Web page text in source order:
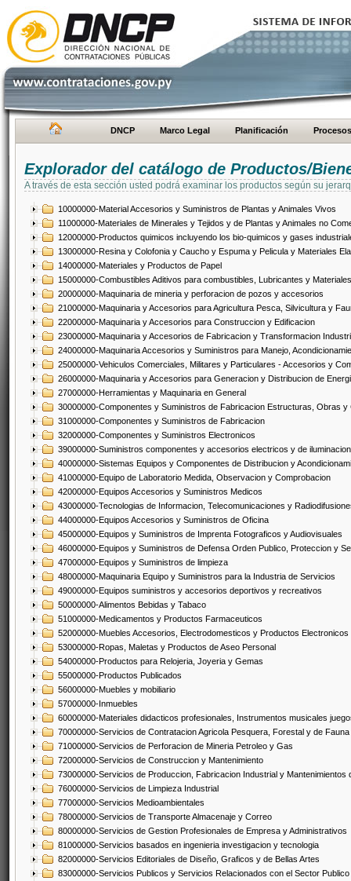
DNCP Marco Legal Planificación Procesos
Explorador del catálogo de Productos/
A través de esta sección usted podrá examinar los productos según su
10000000-Material Accesorios y Suministros de Plantas y Animales Vivos
11000000-Materiales de Minerales y Tejidos y de Plantas y Animales no
12000000-Productos quimicos incluyendo los bio-quimicos y gases
13000000-Resina y Colofonia y Caucho y Espuma y Pelicula y Materiales
14000000-Materiales y Productos de Papel
15000000-Combustibles Aditivos para combustibles, Lubricantes y
20000000-Maquinaria de mineria y perforacion de pozos y accesorios
21000000-Maquinaria y Accesorios para Agricultura Pesca, Silvicultura y
22000000-Maquinaria y Accesorios para Construccion y Edificacion
23000000-Maquinaria y Accesorios de Fabricacion y Transformacion
24000000-Maquinaria Accesorios y Suministros para Manejo,
25000000-Vehiculos Comerciales, Militares y Particulares - Accesorios y
26000000-Maquinaria y Accesorios para Generacion y Distribucion de
27000000-Herramientas y Maquinaria en General
30000000-Componentes y Suministros de Fabricacion Estructuras, Obras
31000000-Componentes y Suministros de Fabricacion
32000000-Componentes y Suministros Electronicos
39000000-Suministros componentes y accesorios electricos y de iluminacion
40000000-Sistemas Equipos y Componentes de Distribucion y
41000000-Equipo de Laboratorio Medida, Observacion y Comprobacion
42000000-Equipos Accesorios y Suministros Medicos
43000000-Tecnologias de Informacion, Telecomunicaciones y
44000000-Equipos Accesorios y Suministros de Oficina
45000000-Equipos y Suministros de Imprenta Fotograficos y Audiovisuales
46000000-Equipos y Suministros de Defensa Orden Publico, Proteccion y
47000000-Equipos y Suministros de limpieza
48000000-Maquinaria Equipo y Suministros para la Industria de Servicios
49000000-Equipos suministros y accesorios deportivos y recreativos
50000000-Alimentos Bebidas y Tabaco
51000000-Medicamentos y Productos Farmaceuticos
52000000-Muebles Accesorios, Electrodomesticos y Productos Electronicos
53000000-Ropas, Maletas y Productos de Aseo Personal
54000000-Productos para Relojeria, Joyeria y Gemas
55000000-Productos Publicados
56000000-Muebles y mobiliario
57000000-Inmuebles
60000000-Materiales didacticos profesionales, Instrumentos musicales
70000000-Servicios de Contratacion Agricola Pesquera, Forestal y de Fauna
71000000-Servicios de Perforacion de Mineria Petroleo y Gas
72000000-Servicios de Construccion y Mantenimiento
73000000-Servicios de Produccion, Fabricacion Industrial y Mantenimientos
76000000-Servicios de Limpieza Industrial
77000000-Servicios Medioambientales
78000000-Servicios de Transporte Almacenaje y Correo
80000000-Servicios de Gestion Profesionales de Empresa y Administrativos
81000000-Servicios basados en ingenieria investigacion y tecnologia
82000000-Servicios Editoriales de Diseño, Graficos y de Bellas Artes
83000000-Servicios Publicos y Servicios Relacionados con el Sector Publico